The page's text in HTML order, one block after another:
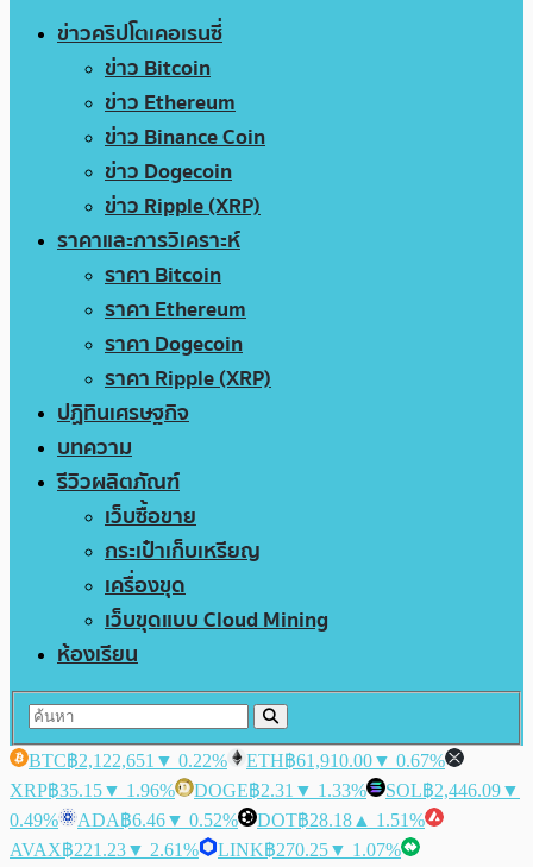
ข่าวคริปโตเคอเรนซี่
ข่าว Bitcoin
ข่าว Ethereum
ข่าว Binance Coin
ข่าว Dogecoin
ข่าว Ripple (XRP)
ราคาและการวิเคราะห์
ราคา Bitcoin
ราคา Ethereum
ราคา Dogecoin
ราคา Ripple (XRP)
ปฏิทินเศรษฐกิจ
บทความ
รีวิวผลิตภัณฑ์
เว็บซื้อขาย
กระเป๋าเก็บเหรียญ
เครื่องขุด
เว็บขุดแบบ Cloud Mining
ห้องเรียน
BTC฿2,122,651 ▼ 0.22% ETH฿61,910.00▼ 0.67%
XRP฿35.15▼ 1.96% DOGE฿2.31 ▼ 1.33% SOL฿2,446.09▼
0.49%
ADA฿6.46▼ 0.52% DOT฿28.18 ▲ 1.51%
AVAX฿221.23▼ 2.61% LINK฿270.25▼ 1.07%